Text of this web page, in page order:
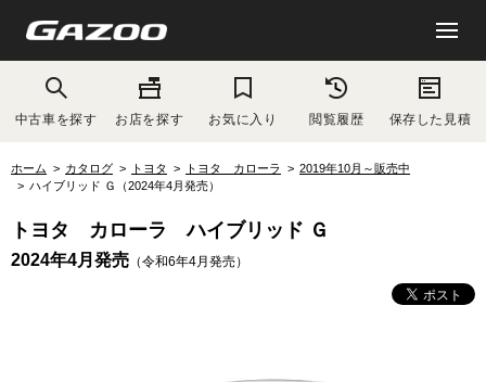
中古車を探す お店を探す お気に入り 閲覧履歴 保存した見積
ホーム カタログ トヨタ トヨタ カローラ
2019年10月～販売中
ハイブリッド Ｇ（2024年4月発売）
トヨタ カローラ ハイブリッド Ｇ
2024年4月発売 （令和6年4月発売）